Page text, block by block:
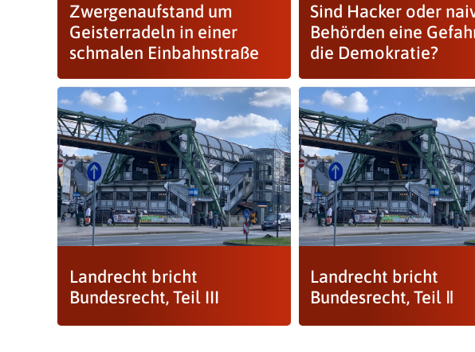
Zwergenaufstand um
Geisterradeln in einer
schmalen Einbahnstraße
Sind Hacker oder
Behörden eine
die Demokratie?
Landrecht bricht
Bundesrecht, Teil III
Landrecht bricht
Bundesrecht, Teil Ⅱ